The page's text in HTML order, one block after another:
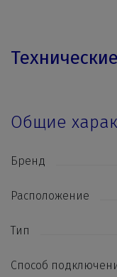
Общие
Бренд
Расположение
Тип
Способ